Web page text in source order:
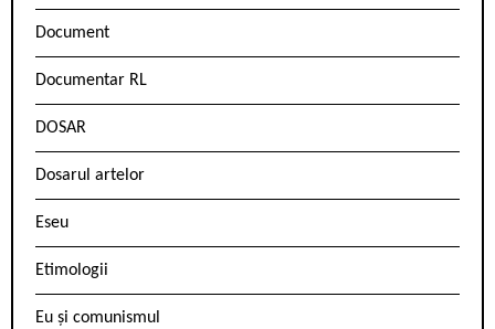
Document
Documentar RL
DOSAR
Dosarul artelor
Eseu
Etimologii
Eu și comunismul